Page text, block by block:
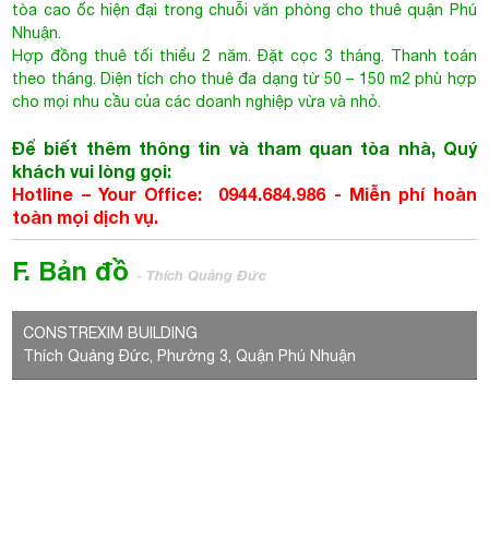
tòa cao ốc hiện đại trong chuỗi văn phòng cho thuê quận Phú
Nhuận.
Hợp đồng thuê tối thiểu 2 năm. Đặt cọc 3 tháng. Thanh toán
theo tháng. Diện tích cho thuê đa dạng từ 50 – 150 m2 phù hợp
cho mọi nhu cầu của các doanh nghiệp vừa và nhỏ.
Để biết thêm thông tin và tham quan tòa nhà, Quý
khách vui lòng gọi:
Hotline – Your Office: 0944.684.986 - Miễn phí hoàn
toàn mọi dịch vụ.
F. Bản đồ- Thích Quảng Đức
CONSTREXIM BUILDING
Thích Quảng Đức, Phường 3, Quận Phú Nhuận